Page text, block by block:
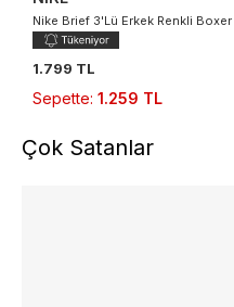
Nike Brief 3'Lü Erkek Renkli Boxer
1.799 TL
Sepette: 1.259 TL
Çok Satanlar